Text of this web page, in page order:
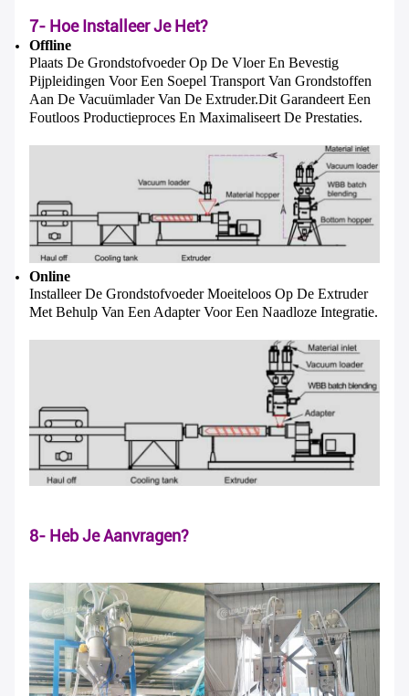
7- Hoe Installeer Je Het?
Offline
Plaats De Grondstofvoeder Op De Vloer En Bevestig
Pijpleidingen Voor Een Soepel Transport Van Grondstoffen
Aan De Vacuümlader Van De Extruder.Dit Garandeert Een
Foutloos Productieproces En Maximaliseert De Prestaties.
Online
Installeer De Grondstofvoeder Moeiteloos Op De Extruder
Met Behulp Van Een Adapter Voor Een Naadloze Integratie.
8- Heb Je Aanvragen?